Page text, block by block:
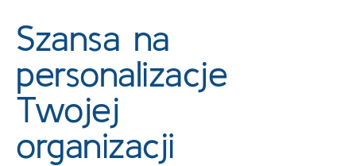
Szansa na
personalizacje
Twojej
organizacji